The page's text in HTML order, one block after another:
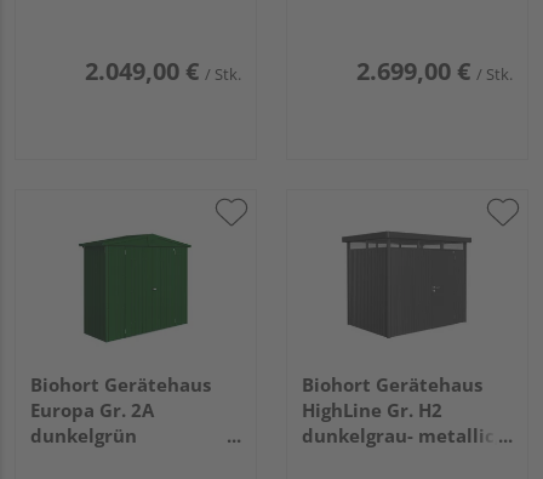
2.049,00 € / Stk. 2.699,00 € / Stk.
Biohort Gerätehaus
Europa Gr. 2A
dunkelgrün
Biohort Gerätehaus
HighLine Gr. H2
dunkelgrau- metallic,